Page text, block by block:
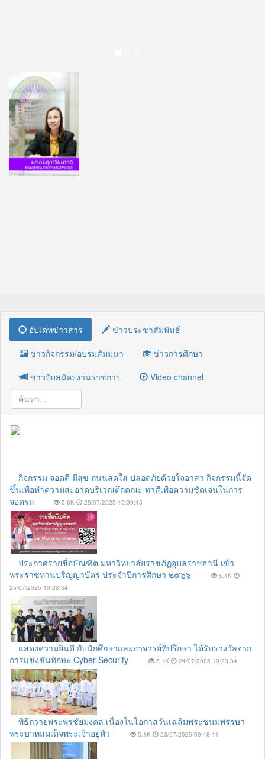
อัปเดทข่าวสาร
ข่าวประชาสัมพันธ์
ข่าวกิจกรรม/อบรมสัมมนา
ข่าวการศึกษา
ข่าวรับสมัครงานราชการ
Video channel
กิจกรรม จอดดี มีสุข ถนนสดใส ปลอดภัยด้วยใจอาสา กิจกรรมนี้จัด
ขึ้นเพื่อทำความสะอาดบริเวณตึกคณะ ทาสีเพื่อความชัดเจนในการ
จอดรถ
5.6K 29/07/2025 10:30:45
ประกาศรายชื่อบัณฑิต มหาวิทยาลัยราชภัฏอุบลราชธานี เข้า
พระราชทานปริญญาบัตร ประจำปีการศึกษา ๒๕๖๖
5.1K
25/07/2025 10:26:34
แสดงความยินดี กับนักศึกษาและอาจารย์ที่ปรึกษา ได้รับรางวัลจาก
การแข่งขันทักษะ Cyber Security
5.1K 24/07/2025 10:23:34
พิธีถวายพระพรชัยมงคล เนื่องในโอกาสวันเฉลิมพระชนมพรรษา
พระบาทสมเด็จพระเจ้าอยู่หัว
5.1K 23/07/2025 09:48:11